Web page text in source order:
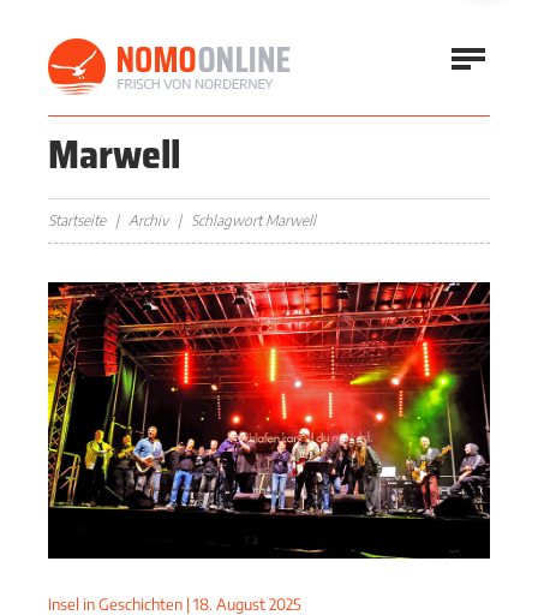
Marwell
Startseite Archiv Schlagwort Marwell
Insel in Geschichten | 18. August 2025